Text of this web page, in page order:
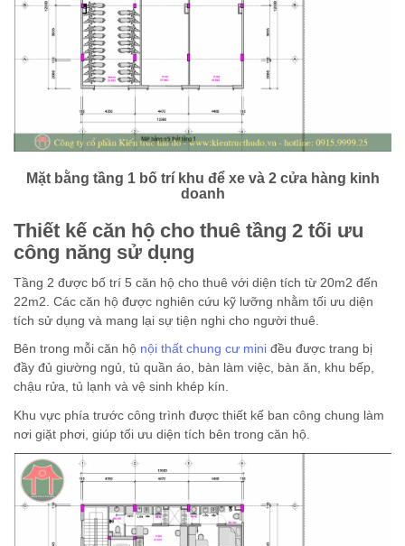
Mặt bằng tầng 1 bố trí khu để xe và 2 cửa hàng kinh
doanh
Thiết kế căn hộ cho thuê tầng 2 tối ưu
công năng sử dụng
Tầng 2 được bố trí 5 căn hộ cho thuê với diện tích từ 20m2 đến
22m2. Các căn hộ được nghiên cứu kỹ lưỡng nhằm tối ưu diện
tích sử dụng và mang lại sự tiện nghi cho người thuê.
Bên trong mỗi căn hộ nội thất chung cư mini đều được trang bị
đầy đủ giường ngủ, tủ quần áo, bàn làm việc, bàn ăn, khu bếp,
chậu rửa, tủ lạnh và vệ sinh khép kín.
Khu vực phía trước công trình được thiết kế ban công chung làm
nơi giặt phơi, giúp tối ưu diện tích bên trong căn hộ.